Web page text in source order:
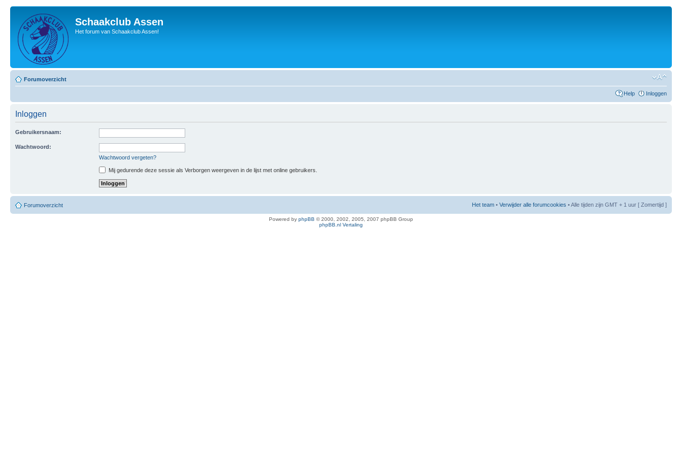
Schaakclub Assen
Het forum van Schaakclub Assen!
Forumoverzicht
Help Inloggen
Inloggen
Gebruikersnaam:
Wachtwoord:
Wachtwoord vergeten?
Mij gedurende deze sessie als Verborgen weergeven in de lijst met online gebruikers.
Forumoverzicht Het team • Verwijder alle forumcookies • Alle tijden zijn GMT + 1 uur [ Zomertijd ]
Powered by phpBB © 2000, 2002, 2005, 2007 phpBB Group
phpBB.nl Vertaling